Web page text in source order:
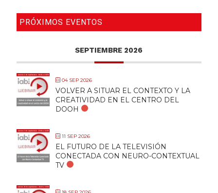
PRÓXIMOS EVENTOS
SEPTIEMBRE 2026
04 SEP 2026
VOLVER A SITUAR EL CONTEXTO Y LA
CREATIVIDAD EN EL CENTRO DEL
DOOH
11 SEP 2026
EL FUTURO DE LA TELEVISIÓN
CONECTADA CON NEURO-CONTEXTUAL
TV